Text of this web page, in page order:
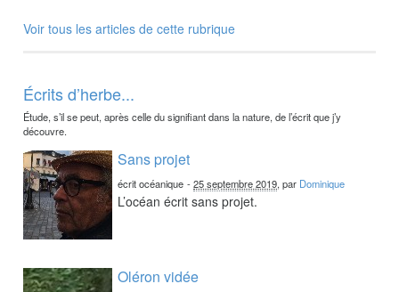
Voir tous les articles de cette rubrique
Écrits d’herbe...
Étude, s’il se peut, après celle du signifiant dans la nature, de l’écrit que j’y
découvre.
Sans projet
écrit océanique -25 septembre 2019, par Dominique
L’océan écrit sans projet.
Oléron vidée